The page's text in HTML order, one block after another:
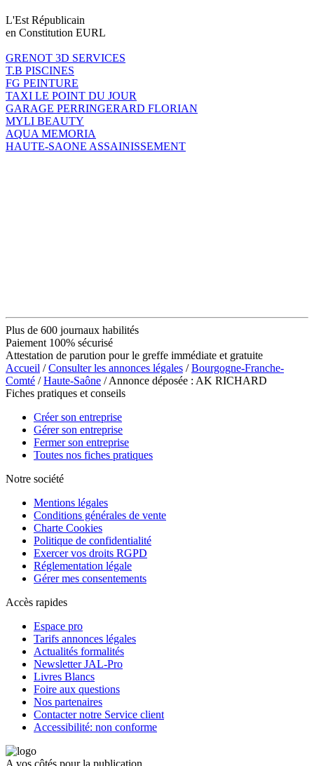
L'Est Républicain
en Constitution EURL
GRENOT 3D SERVICES
T.B PISCINES
FG PEINTURE
TAXI LE POINT DU JOUR
GARAGE PERRINGERARD FLORIAN
MYLI BEAUTY
AQUA MEMORIA
HAUTE-SAONE ASSAINISSEMENT
Plus de 600 journaux habilités
Paiement 100% sécurisé
Attestation de parution pour le greffe immédiate et gratuite
Accueil /Consulter les annonces légales /Bourgogne-Franche-
Comté /Haute-Saône / Annonce déposée : AK RICHARD
Fiches pratiques et conseils
Créer son entreprise
Gérer son entreprise
Fermer son entreprise
Toutes nos fiches pratiques
Notre société
Mentions légales
Conditions générales de vente
Charte Cookies
Politique de confidentialité
Exercer vos droits RGPD
Réglementation légale
Gérer mes consentements
Accès rapides
Espace pro
Tarifs annonces légales
Actualités formalités
Newsletter JAL-Pro
Livres Blancs
Foire aux questions
Nos partenaires
Contacter notre Service client
Accessibilité: non conforme
A vos côtés pour la publication